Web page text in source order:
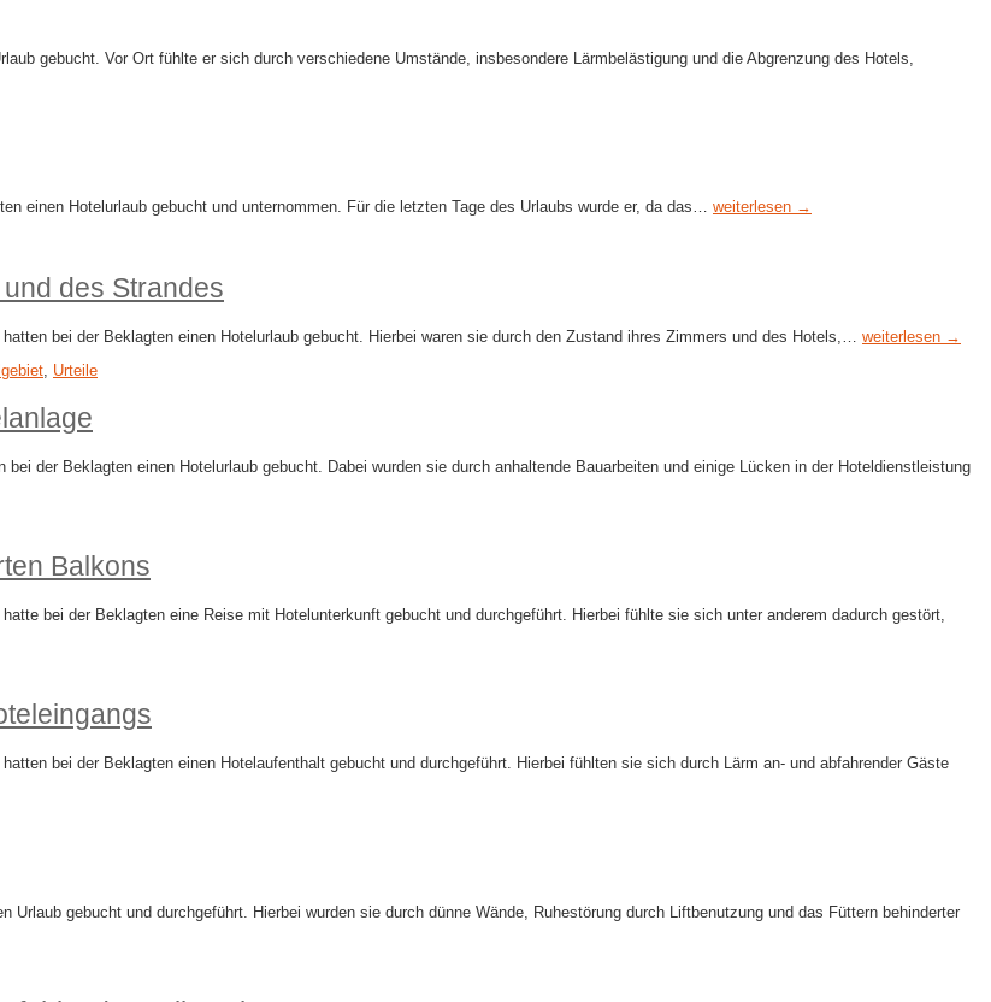
gebucht. Vor Ort fühlte er sich durch verschiedene Umstände, insbesondere Lärmbelästigung und die Abgrenzung des Hotels,
einen Hotelurlaub gebucht und unternommen. Für die letzten Tage des Urlaubs wurde er, da das… weiterlesen →
des Strandes
bei der Beklagten einen Hotelurlaub gebucht. Hierbei waren sie durch den Zustand ihres Zimmers und des Hotels,… weiterlesen →
Urteile
der Beklagten einen Hotelurlaub gebucht. Dabei wurden sie durch anhaltende Bauarbeiten und einige Lücken in der Hoteldienstleistung
Balkons
bei der Beklagten eine Reise mit Hotelunterkunft gebucht und durchgeführt. Hierbei fühlte sie sich unter anderem dadurch gestört,
bei der Beklagten einen Hotelaufenthalt gebucht und durchgeführt. Hierbei fühlten sie sich durch Lärm an- und abfahrender Gäste
gebucht und durchgeführt. Hierbei wurden sie durch dünne Wände, Ruhestörung durch Liftbenutzung und das Füttern behinderter